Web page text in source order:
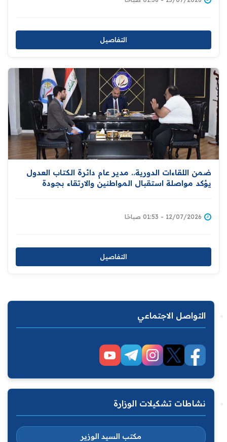
التفاصيل
ضمن اللقاءات الدورية.. مدير عام دائرة الكتاب العدول
يؤكد مواصلة استقبال المواطنين والارتقاء بجودة
12/07/2026 - 01:53 صباحًا
التفاصيل
التواصل الاجتماعي
نشاطات تشكيلات الوزارة
مكتب السيد الوزير